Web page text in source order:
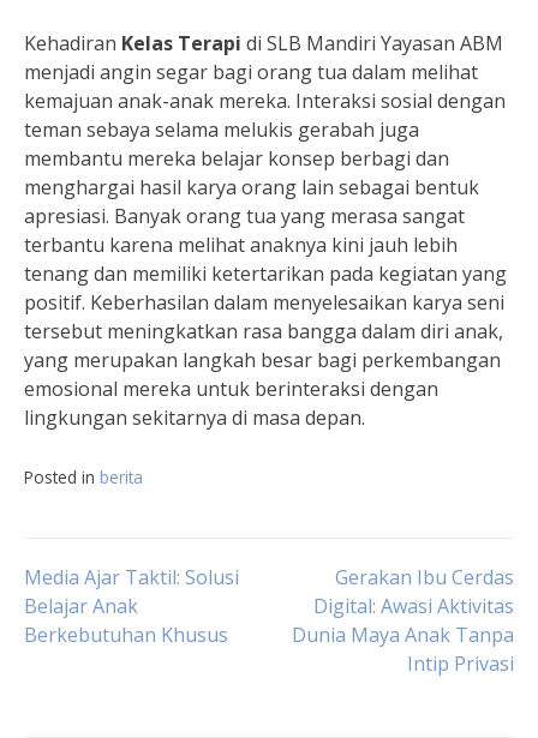
Kehadiran Kelas Terapi di SLB Mandiri Yayasan ABM
menjadi angin segar bagi orang tua dalam melihat
kemajuan anak-anak mereka. Interaksi sosial dengan
teman sebaya selama melukis gerabah juga
membantu mereka belajar konsep berbagi dan
menghargai hasil karya orang lain sebagai bentuk
apresiasi. Banyak orang tua yang merasa sangat
terbantu karena melihat anaknya kini jauh lebih
tenang dan memiliki ketertarikan pada kegiatan yang
positif. Keberhasilan dalam menyelesaikan karya seni
tersebut meningkatkan rasa bangga dalam diri anak,
yang merupakan langkah besar bagi perkembangan
emosional mereka untuk berinteraksi dengan
lingkungan sekitarnya di masa depan.
Posted in berita
Navigasi
pos
Media Ajar Taktil: Solusi
Belajar Anak
Berkebutuhan Khusus
Gerakan Ibu Cerdas
Digital: Awasi Aktivitas
Dunia Maya Anak Tanpa
Intip Privasi